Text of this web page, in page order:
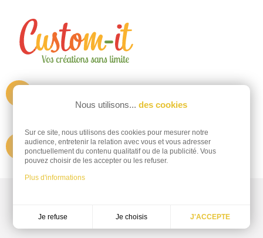
9 rue du pré clos
Appelez-nous auinformations@custom-it.fr
Nous utilisons... des cookies
Sur ce site, nous utilisons des cookies pour mesurer notre
audience, entretenir la relation avec vous et vous adresser
ponctuellement du contenu qualitatif ou de la publicité. Vous
pouvez choisir de les accepter ou les refuser.
Plus d'informations
Je refuse Je choisis J'ACCEPTE
Réalisation Dream me up